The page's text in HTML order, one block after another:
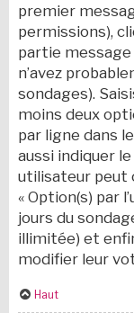
premier
permissions),
partie message
n’avez
sondages).
moins deux
par ligne dans
aussi indiquer
utilisateur peut
« Option(s) par
jours du
illimitée) et
modifier leur
Haut